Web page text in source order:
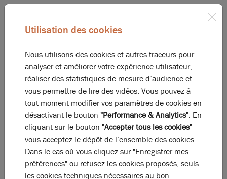
B C D E F
Indice d'émission de gaz à effet de serre
Diagnostic GES en cours
La perle rare pour votre projet immobilier
Ces offres peuvent vous intéresser !
Utilisation des cookies
Nous utilisons des cookies et autres traceurs pour
analyser et améliorer votre expérience utilisateur,
réaliser des statistiques de mesure d’audience et
vous permettre de lire des vidéos. Vous pouvez à
tout moment modifier vos paramètres de cookies en
désactivant le bouton "Performance & Analytics". En
cliquant sur le bouton "Accepter tous les cookies"
vous acceptez le dépôt de l’ensemble des cookies.
Dans le cas où vous cliquez sur "Enregistrer mes
préférences" ou refusez les cookies proposés, seuls
les cookies techniques nécessaires au bon